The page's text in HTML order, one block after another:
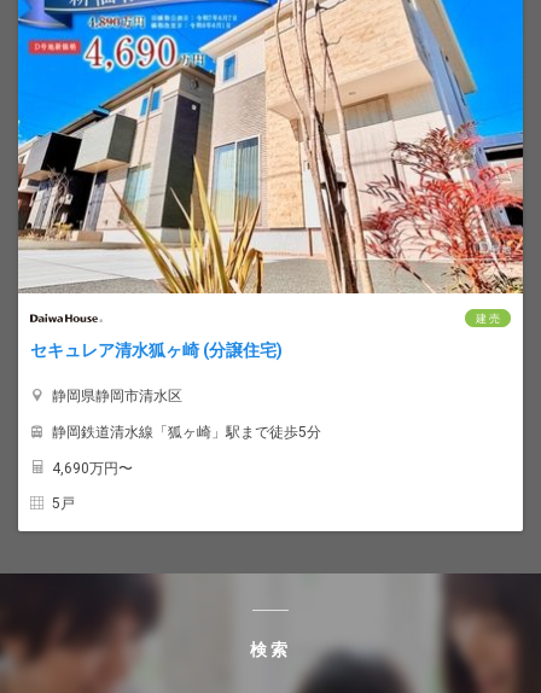
建 売
セキュレア清水狐ヶ崎 (分譲住宅)
静岡県静岡市清水区
静岡鉄道清水線「狐ヶ崎」駅まで徒歩5分
4,690万円〜
5戸
検索